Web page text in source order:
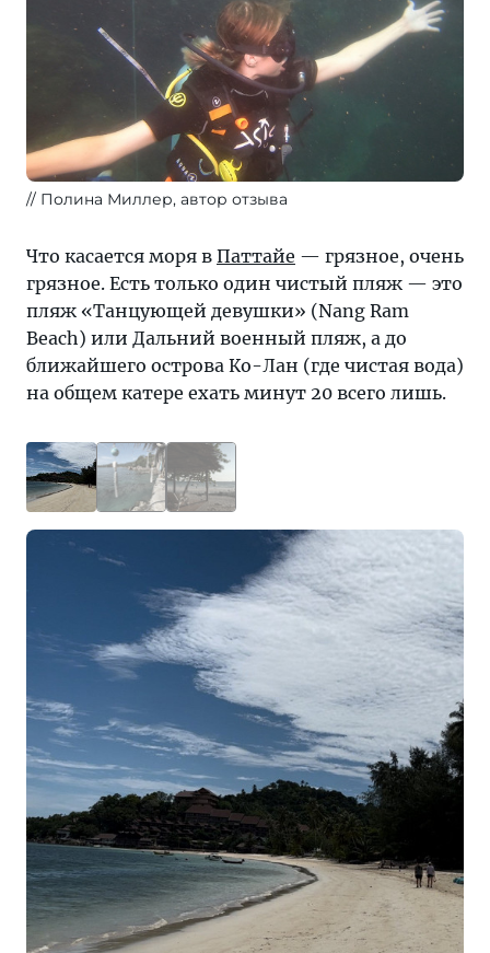
Полина Миллер, автор отзыва
Что касается моря в Паттайе — грязное, очень
грязное. Есть только один чистый пляж — это
пляж «Танцующей девушки» (Nang Ram
Beach) или Дальний военный пляж, а до
ближайшего острова Ко-Лан (где чистая вода)
на общем катере ехать минут 20 всего лишь.